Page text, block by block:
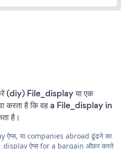
(diy) File_display या एक
करता है कि वह a File_display in
है।
ऐप्स, या companies abroad ढूंढने का
ऐप्स for a bargain ऑफ़र करते